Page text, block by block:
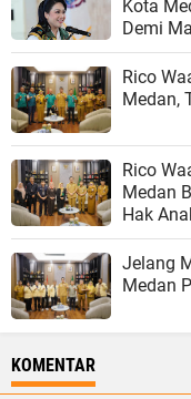
Kota
Demi
Rico
Medan,
Rico
Medan
Hak
ASN
Jelang
Medan
KOMENTAR